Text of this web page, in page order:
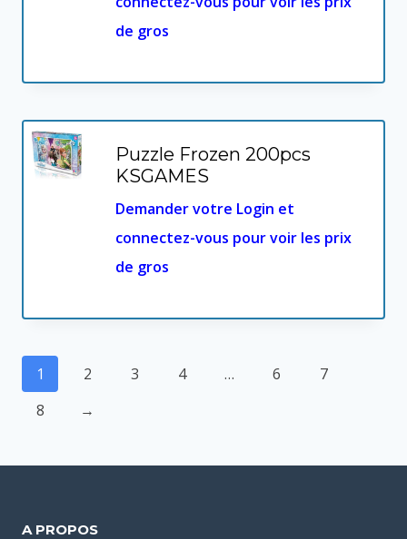
de gros
Puzzle Frozen 200pcs
KSGAMES
Demander votre Login et
connectez-vous pour voir les prix
de gros
1 2 3 4 … 6
7
8
→
A PROPOS